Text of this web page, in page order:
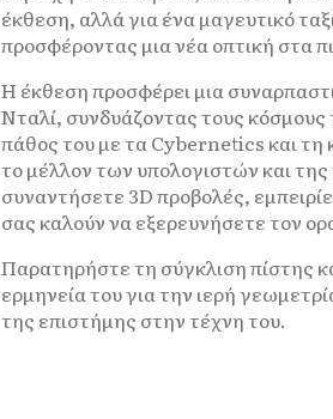
έκθεση, αλλά για ένα μαγευτικό
προσφέροντας μια νέα οπτική στα
Η έκθεση προσφέρει μια
Νταλί, συνδυάζοντας τους κόσμους
πάθος του με τα Cybernetics και τη
το μέλλον των υπολογιστών και
συναντήσετε 3D προβολές,
σας καλούν να εξερευνήσετε τον
Παρατηρήστε τη σύγκλιση πίστης
ερμηνεία του για την ιερή
της επιστήμης στην τέχνη του.